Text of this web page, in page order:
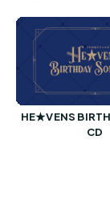
HE★VENS
CD